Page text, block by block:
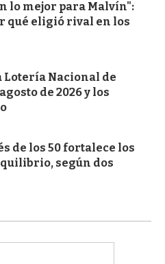
lo mejor para Malvín":
qué eligió rival en los
Lotería Nacional de
de 2026 y los
de los 50 fortalece los
según dos